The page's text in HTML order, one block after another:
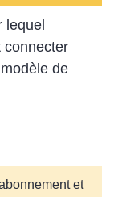
lequel
connecter
de
et